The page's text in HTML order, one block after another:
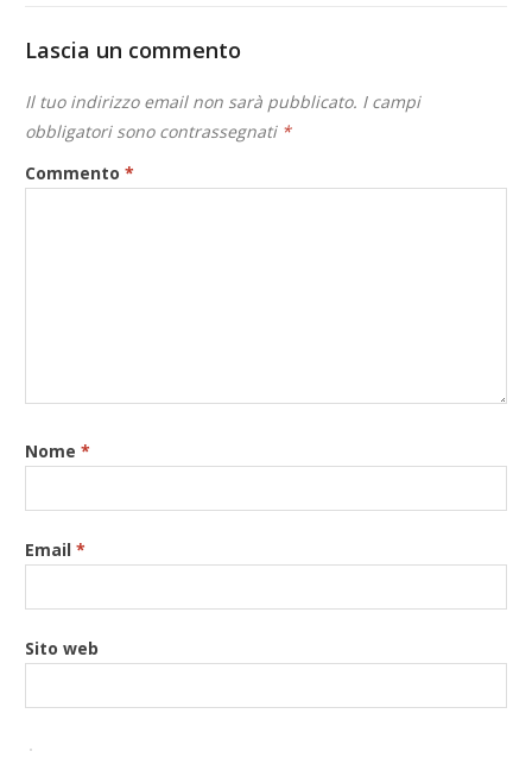
Lascia un commento
Il tuo indirizzo email non sarà pubblicato. I campi
obbligatori sono contrassegnati *
Commento*
Nome*
Email*
Sito web